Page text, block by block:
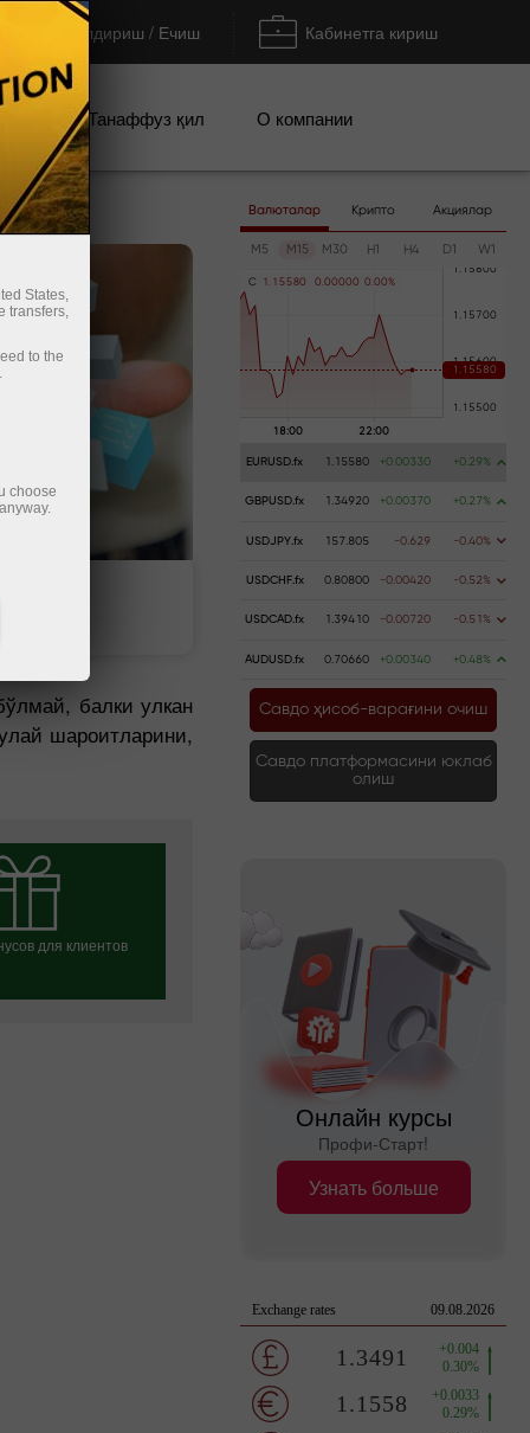
Тўлдириш / Ечиш Кабинетга кириш
Танаффуз қил О компании
счёт
балки улкан
шароитларини,
для клиентов
Валюталар Крипто Акциялар
M5 M15 M30 H1 H4 D1 W1
C 1 . 1 5580 0 .00000 0 .00%
EURUSD.fx 1.15580 +0.00330 +0.29%
GBPUSD.fx 1.34920 +0.00370 +0.27%
USDJPY.fx 157.805 -0.629 -0.40%
USDCHF.fx 0.80800 -0.00420 -0.52%
USDCAD.fx 1.39410 -0.00720 -0.51%
AUDUSD.fx 0.70660 +0.00340 +0.48%
Савдо ҳисоб-варағини очиш
Савдо платформасини юклаб
олиш
Онлайн курсы
Профи-Старт!
Узнать больше
States,
transfers,
to the
choose